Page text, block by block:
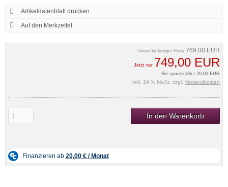
Unser bisheriger Preis 769,00 EUR
Jetzt nur 749,00 EUR
Sie sparen 3% / 20,00 EUR
inkl. 19 % MwSt. zzgl. Versandkosten
In den Warenkorb
Artikeldatenblatt drucken